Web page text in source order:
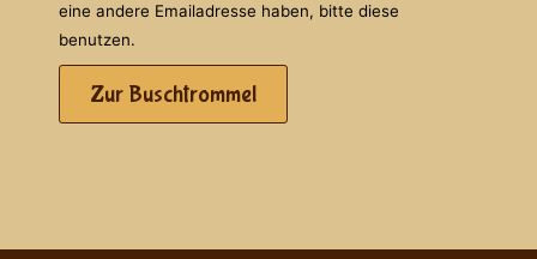
eine andere Emailadresse haben, bitte diese
benutzen.
Zur Buschtrommel